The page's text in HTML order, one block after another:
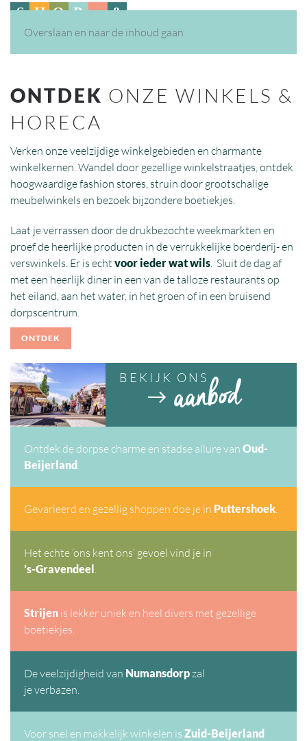
Overslaan en naar de inhoud gaan
ONTDEK ONZE WINKELS &
HORECA
Verken onze veelzijdige winkelgebieden en charmante
winkelkernen. Wandel door gezellige winkelstraatjes, ontdek
hoogwaardige fashion stores, struin door grootschalige
meubelwinkels en bezoek bijzondere boetiekjes.
Laat je verrassen door de drukbezochte weekmarkten en
proef de heerlijke producten in de verrukkelijke boerderij- en
verswinkels. Er is echt voor ieder wat wils. Sluit de dag af
met een heerlijk diner in een van de talloze restaurants op
het eiland, aan het water, in het groen of in een bruisend
dorpscentrum.
ONTDEK
BEKIJK ONS
Ontdek de dorpse charme en stadse allure van Oud-
Beijerland
Gevarieerd en gezellig shoppen doe je in Puttershoek
Het echte ‘ons kent ons’ gevoel vind je in
’s-Gravendeel
Strijen is lekker uniek en heel divers met gezellige
boetiekjes.
De veelzijdigheid van Numansdorpzal
je verbazen.
Voor snel en makkelijk winkelen is Zuid-Beijerland